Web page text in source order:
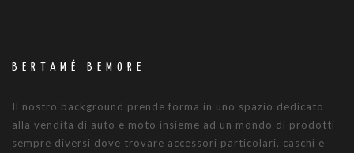
BERTAMÉ BEMORE
Il nostro background prende forma in uno spazio dedicato
alla vendita di auto e moto insieme ad un mondo di prodotti
sempre diversi dove trovare accessori particolari, caschi e